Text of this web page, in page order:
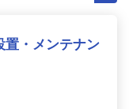
置・メンテナン